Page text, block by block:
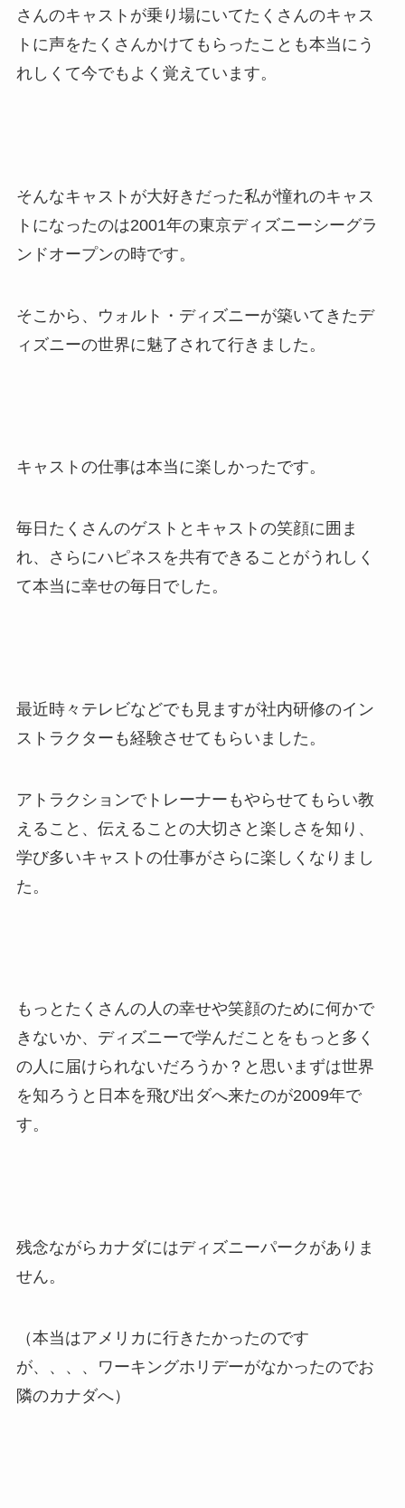
さんのキャストが乗り場にいてたくさんのキャス
トに声をたくさんかけてもらったことも本当にう
れしくて今でもよく覚えています。
そんなキャストが大好きだった私が憧れのキャス
トになったのは2001年の東京ディズニーシーグラ
ンドオープンの時です。
そこから、ウォルト・ディズニーが築いてきたデ
ィズニーの世界に魅了されて行きました。
キャストの仕事は本当に楽しかったです。
毎日たくさんのゲストとキャストの笑顔に囲ま
れ、さらにハピネスを共有できることがうれしく
て本当に幸せの毎日でした。
最近時々テレビなどでも見ますが社内研修のイン
ストラクターも経験させてもらいました。
アトラクションでトレーナーもやらせてもらい教
えること、伝えることの大切さと楽しさを知り、
学び多いキャストの仕事がさらに楽しくなりまし
た。
もっとたくさんの人の幸せや笑顔のために何かで
きないか、ディズニーで学んだことをもっと多く
の人に届けられないだろうか？と思いまずは世界
を知ろうと日本を飛び出ダへ来たのが2009年で
す。
残念ながらカナダにはディズニーパークがありま
せん。
（本当はアメリカに行きたかったのです
が、、、、ワーキングホリデーがなかったのでお
隣のカナダへ）